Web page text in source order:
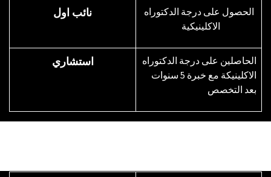
الحصول على درجة الدكتوراه
الاكلينيكية
نائب اول
الحاصلين على درجة الدكتوراه
الاكلينيكة مع خبرة 5 سنوات
بعد التخصص
استشاري